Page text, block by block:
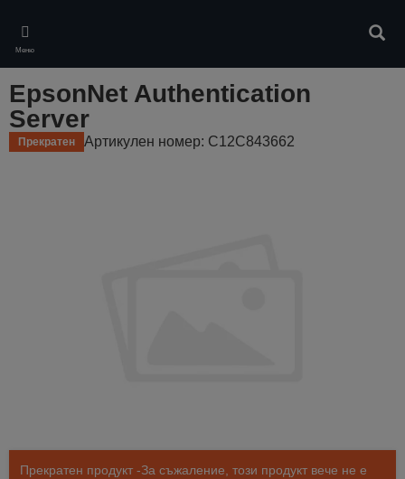
main
content
Меню
EpsonNet Authentication
Server
Прекратен Артикулен номер: C12C843662
Прекратен продукт -За съжаление, този продукт вече не е